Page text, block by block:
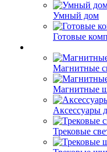
Умный дом
Готовые
Магнитные
Магнитные
Аксессуары
Трековые